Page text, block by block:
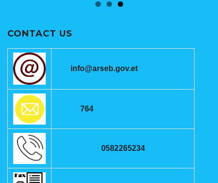
CONTACT US
info@arseb.gov.et
764
0582265234